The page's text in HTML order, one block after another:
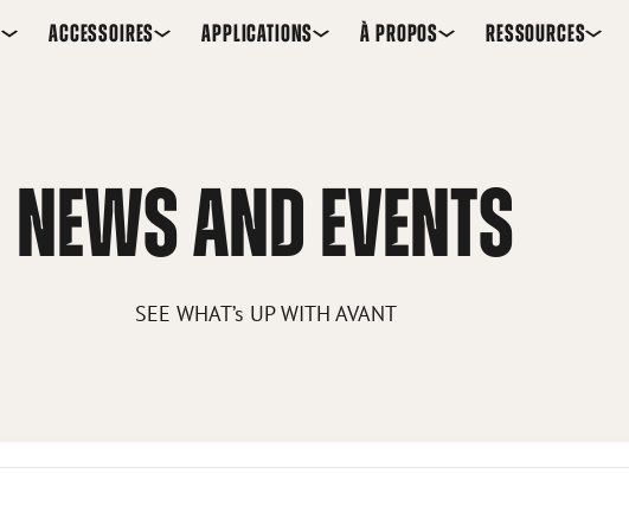
ACCESSOIRES APPLICATIONS À PROPOS RESSOURCES
NEWS AND EVENTS
SEE WHAT’s UP WITH AVANT